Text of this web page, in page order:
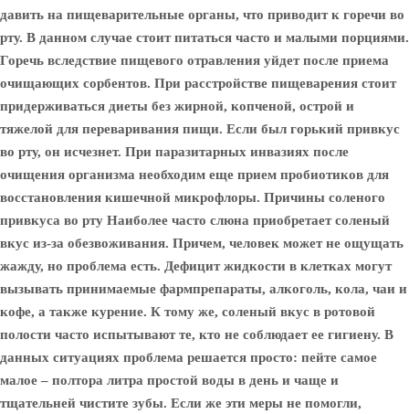
давить на пищеварительные органы, что приводит к горечи во
рту. В данном случае стоит питаться часто и малыми порциями.
Горечь вследствие пищевого отравления уйдет после приема
очищающих сорбентов. При расстройстве пищеварения стоит
придерживаться диеты без жирной, копченой, острой и
тяжелой для переваривания пищи. Если был горький привкус
во рту, он исчезнет. При паразитарных инвазиях после
очищения организма необходим еще прием пробиотиков для
восстановления кишечной микрофлоры. Причины соленого
привкуса во рту Наиболее часто слюна приобретает соленый
вкус из-за обезвоживания. Причем, человек может не ощущать
жажду, но проблема есть. Дефицит жидкости в клетках могут
вызывать принимаемые фармпрепараты, алкоголь, кола, чаи и
кофе, а также курение. К тому же, соленый вкус в ротовой
полости часто испытывают те, кто не соблюдает ее гигиену. В
данных ситуациях проблема решается просто: пейте самое
малое – полтора литра простой воды в день и чаще и
тщательней чистите зубы. Если же эти меры не помогли,